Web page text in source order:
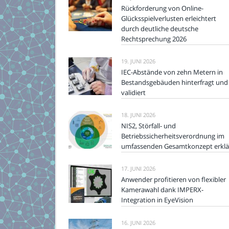
Rückforderung von Online-
Glücksspielverlusten erleichtert
durch deutliche deutsche
Rechtsprechung 2026
19. JUNI 2026
IEC-Abstände von zehn Metern in
Bestandsgebäuden hinterfragt und
validiert
18. JUNI 2026
NIS2, Störfall- und
Betriebssicherheitsverordnung im
umfassenden Gesamtkonzept
17. JUNI 2026
Anwender profitieren von flexibler
Kamerawahl dank IMPERX-
Integration in EyeVision
16. JUNI 2026